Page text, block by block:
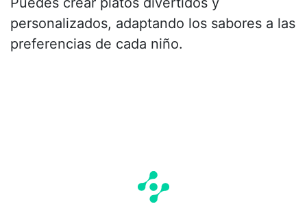
personalizados, adaptando los sabores a las
preferencias de cada niño.